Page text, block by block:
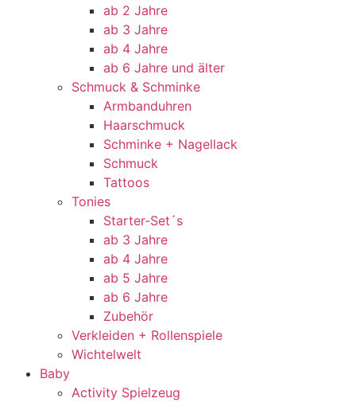
ab 2 Jahre
ab 3 Jahre
ab 4 Jahre
ab 6 Jahre und älter
Schmuck & Schminke
Armbanduhren
Haarschmuck
Schminke + Nagellack
Schmuck
Tattoos
Tonies
Starter-Set´s
ab 3 Jahre
ab 4 Jahre
ab 5 Jahre
ab 6 Jahre
Zubehör
Verkleiden + Rollenspiele
Wichtelwelt
Baby
Activity Spielzeug